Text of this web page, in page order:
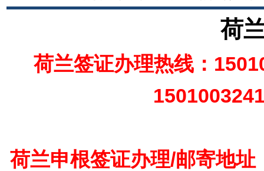
荷
荷兰签证办理热线：
荷兰申根签证办理/邮寄地址